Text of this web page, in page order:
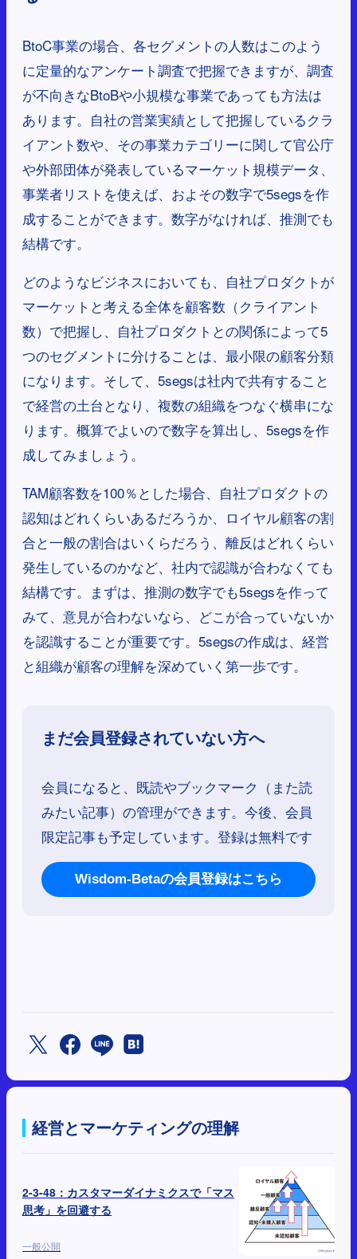
BtoC事業の場合、各セグメントの人数はこのよう
に定量的なアンケート調査で把握できますが、調査
が不向きなBtoBや小規模な事業であっても方法は
あります。自社の営業実績として把握しているクラ
イアント数や、その事業カテゴリーに関して官公庁
や外部団体が発表しているマーケット規模データ、
事業者リストを使えば、およその数字で5segsを作
成することができます。数字がなければ、推測でも
結構です。
どのようなビジネスにおいても、自社プロダクトが
マーケットと考える全体を顧客数（クライアント
数）で把握し、自社プロダクトとの関係によって5
つのセグメントに分けることは、最小限の顧客分類
になります。そして、5segsは社内で共有すること
で経営の土台となり、複数の組織をつなぐ横串にな
ります。概算でよいので数字を算出し、5segsを作
成してみましょう。
TAM顧客数を100％とした場合、自社プロダクトの
認知はどれくらいあるだろうか、ロイヤル顧客の割
合と一般の割合はいくらだろう、離反はどれくらい
発生しているのかなど、社内で認識が合わなくても
結構です。まずは、推測の数字でも5segsを作って
みて、意見が合わないなら、どこが合っていないか
を認識することが重要です。5segsの作成は、経営
と組織が顧客の理解を深めていく第一歩です。
まだ会員登録されていない方へ
会員になると、既読やブックマーク（また読
みたい記事）の管理ができます。今後、会員
限定記事も予定しています。登録は無料です
Wisdom-Betaの会員登録はこちら
経営とマーケティングの理解
2-3-48：カスタマーダイナミクスで「マス
思考」を回避する
一般公開